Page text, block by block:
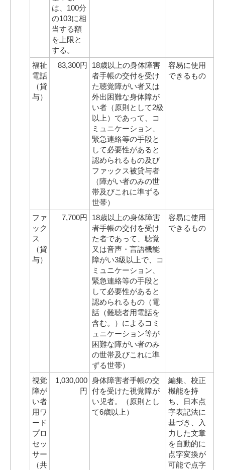
は、100分
の103に相
当する額
を上限と
する。
福祉
電話
（貸
与）
83,300円
18歳以上の身体障害
者手帳の交付を受け
た聴覚障がい者又は
外出困難な身体障が
い者（原則として2級
以上）であって、コ
ミュニケーション、
緊急連絡等の手段と
して必要性があると
認められるもの及び
ファックス被貸与者
（障がい者のみの世
帯及びこれに準ずる
世帯）
容易に使用
できるもの
ファ
ック
ス
（貸
与）
7,700円
18歳以上の身体障害
者手帳の交付を受け
た者であって、聴覚
又は音声・言語機能
障がい3級以上で、コ
ミュニケーション、
緊急連絡等の手段と
して必要性があると
認められるもの（電
話（難聴者用電話を
含む。）によるコミ
ュニケーション等が
困難な障がい者のみ
の世帯及びこれに準
ずる世帯）
容易に使用
できるもの
視覚
障が
い者
用ワ
ード
プロ
セッ
サー
（共
1,030,000
円
身体障害者手帳の交
付を受けた視覚障が
い児者。（原則とし
て6歳以上）
編集、校正
機能を持
ち、日本点
字表記法に
基づき、入
力した文章
を自動的に
点字変換が
可能で点字